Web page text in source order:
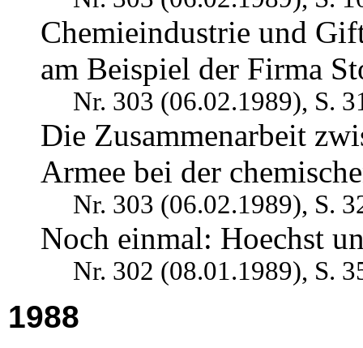
Chemieindustrie und
am Beispiel der Firma
Nr. 303 (06.02.1989), S.
Die Zusammenarbeit
Armee bei der
Nr. 303 (06.02.1989), S.
Noch einmal: Hoechst
Nr. 302 (08.01.1989), S.
1988